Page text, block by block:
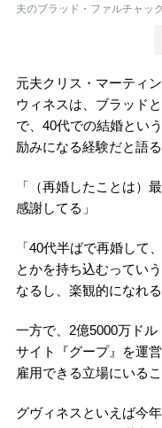
夫のブラッド・ファルチャッ
元夫クリス・マーティ
ウィネスは、ブラッド
で、40代での結婚とい
励みになる経験だと語る
「（再婚したことは）
感謝してる」
「40代半ばで再婚して
とかを持ち込むってい
なるし、楽観的になれる
一方で、2億5000万ド
サイト『グープ』を運
雇用できる立場にいる
グヴィネスといえば今